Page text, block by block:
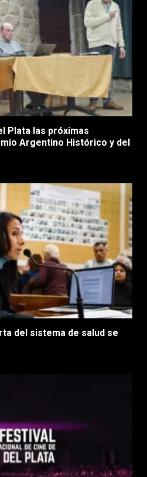
Plata las próximas
Argentino Histórico y del
del sistema de salud se